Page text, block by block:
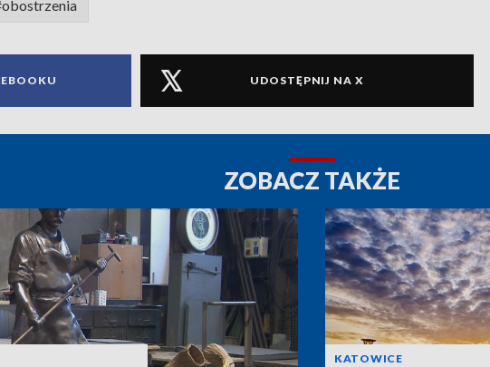
UDOSTĘPNIJ NA X
ZOBACZ TAKŻE
KATOWICE